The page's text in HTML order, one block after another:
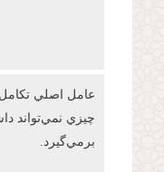
عامل اصلي
چيزي نمي‌تواند
برمي‌گيرد.